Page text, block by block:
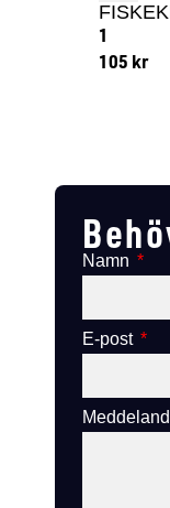
1
105 kr
Namn
E-post